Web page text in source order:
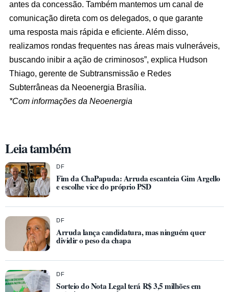
antes da concessão. Também mantemos um canal de
comunicação direta com os delegados, o que garante
uma resposta mais rápida e eficiente. Além disso,
realizamos rondas frequentes nas áreas mais vulneráveis,
buscando inibir a ação de criminosos”, explica Hudson
Thiago, gerente de Subtransmissão e Redes
Subterrâneas da Neoenergia Brasília.
*Com informações da Neoenergia
Leia também
DF
Fim da ChaPapuda: Arruda escanteia Gim Argello
e escolhe vice do próprio PSD
DF
Arruda lança candidatura, mas ninguém quer
dividir o peso da chapa
DF
Sorteio do Nota Legal terá R$ 3,5 milhões em